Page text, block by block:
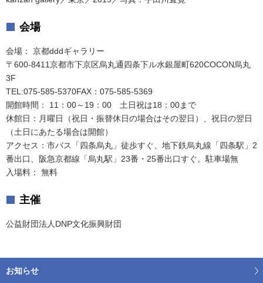
会場
会場： 京都dddギャラリー
〒600-8411京都市下京区烏丸通四条下ル水銀屋町620COCON烏丸
3F
TEL:075-585-5370FAX：075-585-5369
開館時間： 11：00～19：00 土日祝は18：00まで
休館日：月曜日（祝日・振替休日の場合はその翌日）、祝日の翌日
（土日にあたる場合は開館）
アクセス：市バス「四条烏丸」徒歩すぐ、地下鉄烏丸線「四条駅」2
番出口、阪急京都線「烏丸駅」23番・25番出口すぐ。駐車場無
入場料： 無料
主催
公益財団法人DNP文化振興財団
お知らせ